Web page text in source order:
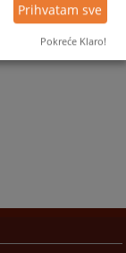
Prihvatam sve
Pokreće Klaro!